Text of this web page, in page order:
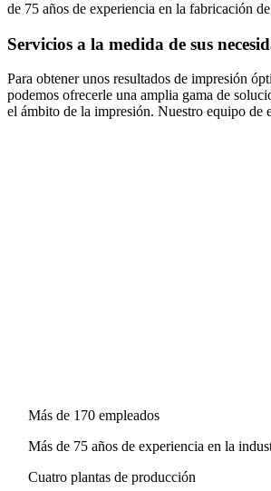
de 75 años de experiencia en la fabricación
Servicios a la medida de sus
Para obtener unos resultados de impresión
podemos ofrecerle una amplia gama de
el ámbito de la impresión. Nuestro equipo de
Más de 170 empleados
Más de 75 años de experiencia en la
Cuatro plantas de producción